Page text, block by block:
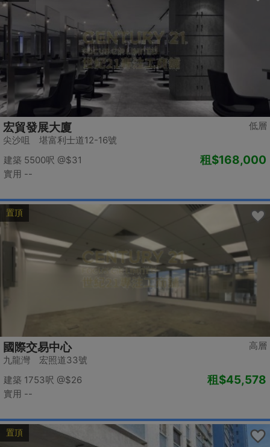
低層
宏貿發展大廈
尖沙咀 堪富利士道12-16號
建築 5500呎 @$31
實用 --
租$168,000
置頂
高層
國際交易中心
九龍灣 宏照道33號
建築 1753呎 @$26
實用 --
租$45,578
置頂